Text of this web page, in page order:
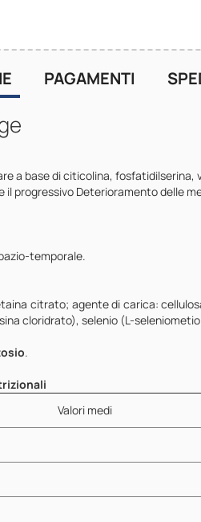
a base di citicolina, fosfatidilserina,
progressivo Deterioramento delle
temporale.
citrato; agente di carica:
cloridrato), selenio (L-
.
Valori medi
PAGAMENTI